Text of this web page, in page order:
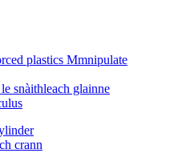
snàithleach glainne
crann